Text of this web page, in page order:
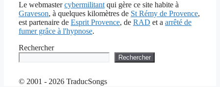
Le webmastercybermilitant qui gère ce site habite à
Graveson, à quelques kilomètres de St Rémy de Provence,
est partenaire de Esprit Provence, de RAD et a arrêté de
fumer grâce à l'hypnose.
Rechercher
Rechercher
© 2001 - 2026 TraducSongs